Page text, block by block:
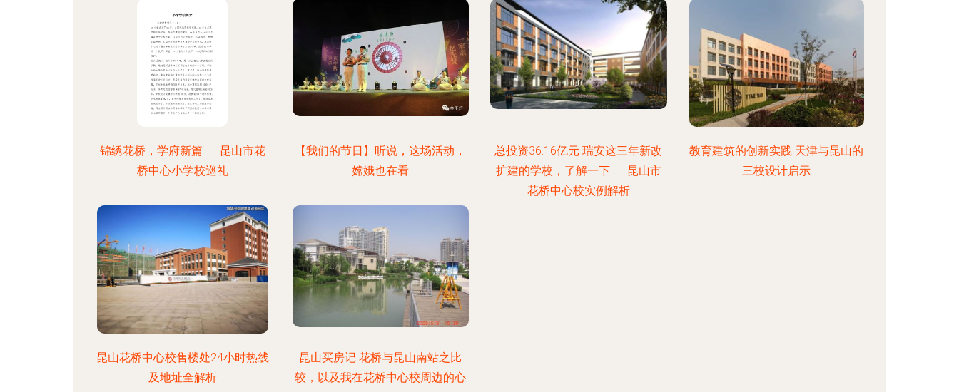
锦绣花桥，学府新篇——昆山市花
桥中心小学校巡礼
【我们的节日】听说，这场活动，
嫦娥也在看
总投资36.16亿元 瑞安这三年新改
扩建的学校，了解一下——昆山市
花桥中心校实例解析
教育建筑的创新实践 天津与昆山的
三校设计启示
昆山花桥中心校售楼处24小时热线
及地址全解析
昆山买房记 花桥与昆山南站之比
较，以及我在花桥中心校周边的心